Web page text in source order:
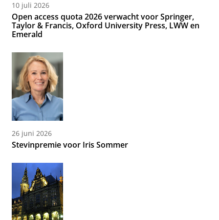
10 juli 2026
Open access quota 2026 verwacht voor Springer,
Taylor & Francis, Oxford University Press, LWW en
Emerald
26 juni 2026
Stevinpremie voor Iris Sommer